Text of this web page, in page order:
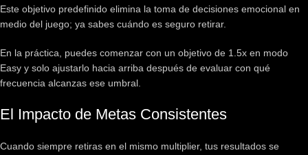
Este objetivo predefinido elimina la toma de decisiones emocional en
medio del juego; ya sabes cuándo es seguro retirar.
En la práctica, puedes comenzar con un objetivo de 1.5x en modo
Easy y solo ajustarlo hacia arriba después de evaluar con qué
frecuencia alcanzas ese umbral.
El Impacto de Metas Consistentes
Cuando siempre retiras en el mismo multiplier, tus resultados se